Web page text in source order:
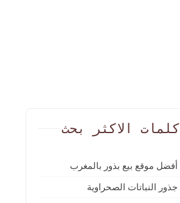
كلمات الاكثر بحث
أفضل موقع بيع بذور بالمغرب
جذور النباتات الصحراوية